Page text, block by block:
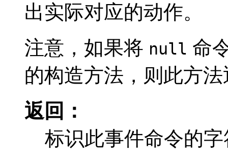
出实际对应的动作。
注意，如果将 null 命
的构造方法，则此方
返回：
标识此事件命令的